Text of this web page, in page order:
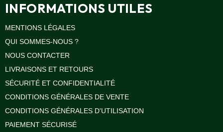
INFORMATIONS UTILES
MENTIONS LÉGALES
QUI SOMMES-NOUS ?
NOUS CONTACTER
LIVRAISONS ET RETOURS
SÉCURITÉ ET CONFIDENTIALITÉ
CONDITIONS GÉNÉRALES DE VENTE
CONDITIONS GÉNÉRALES D'UTILISATION
PAIEMENT SÉCURISÉ